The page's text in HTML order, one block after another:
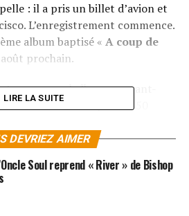
: il a pris un billet d’avion et
L’enregistrement commence.
album baptisé « A coup de
prochain.
ce nouvel album en avant-
une tournée de plus de 50
plus de 100 000 personnes.
BEN L’ONCLE SOUL SONT
ICI
LIRE LA SUITE
DEVRIEZ AIMER
Soul reprend « River » de Bishop